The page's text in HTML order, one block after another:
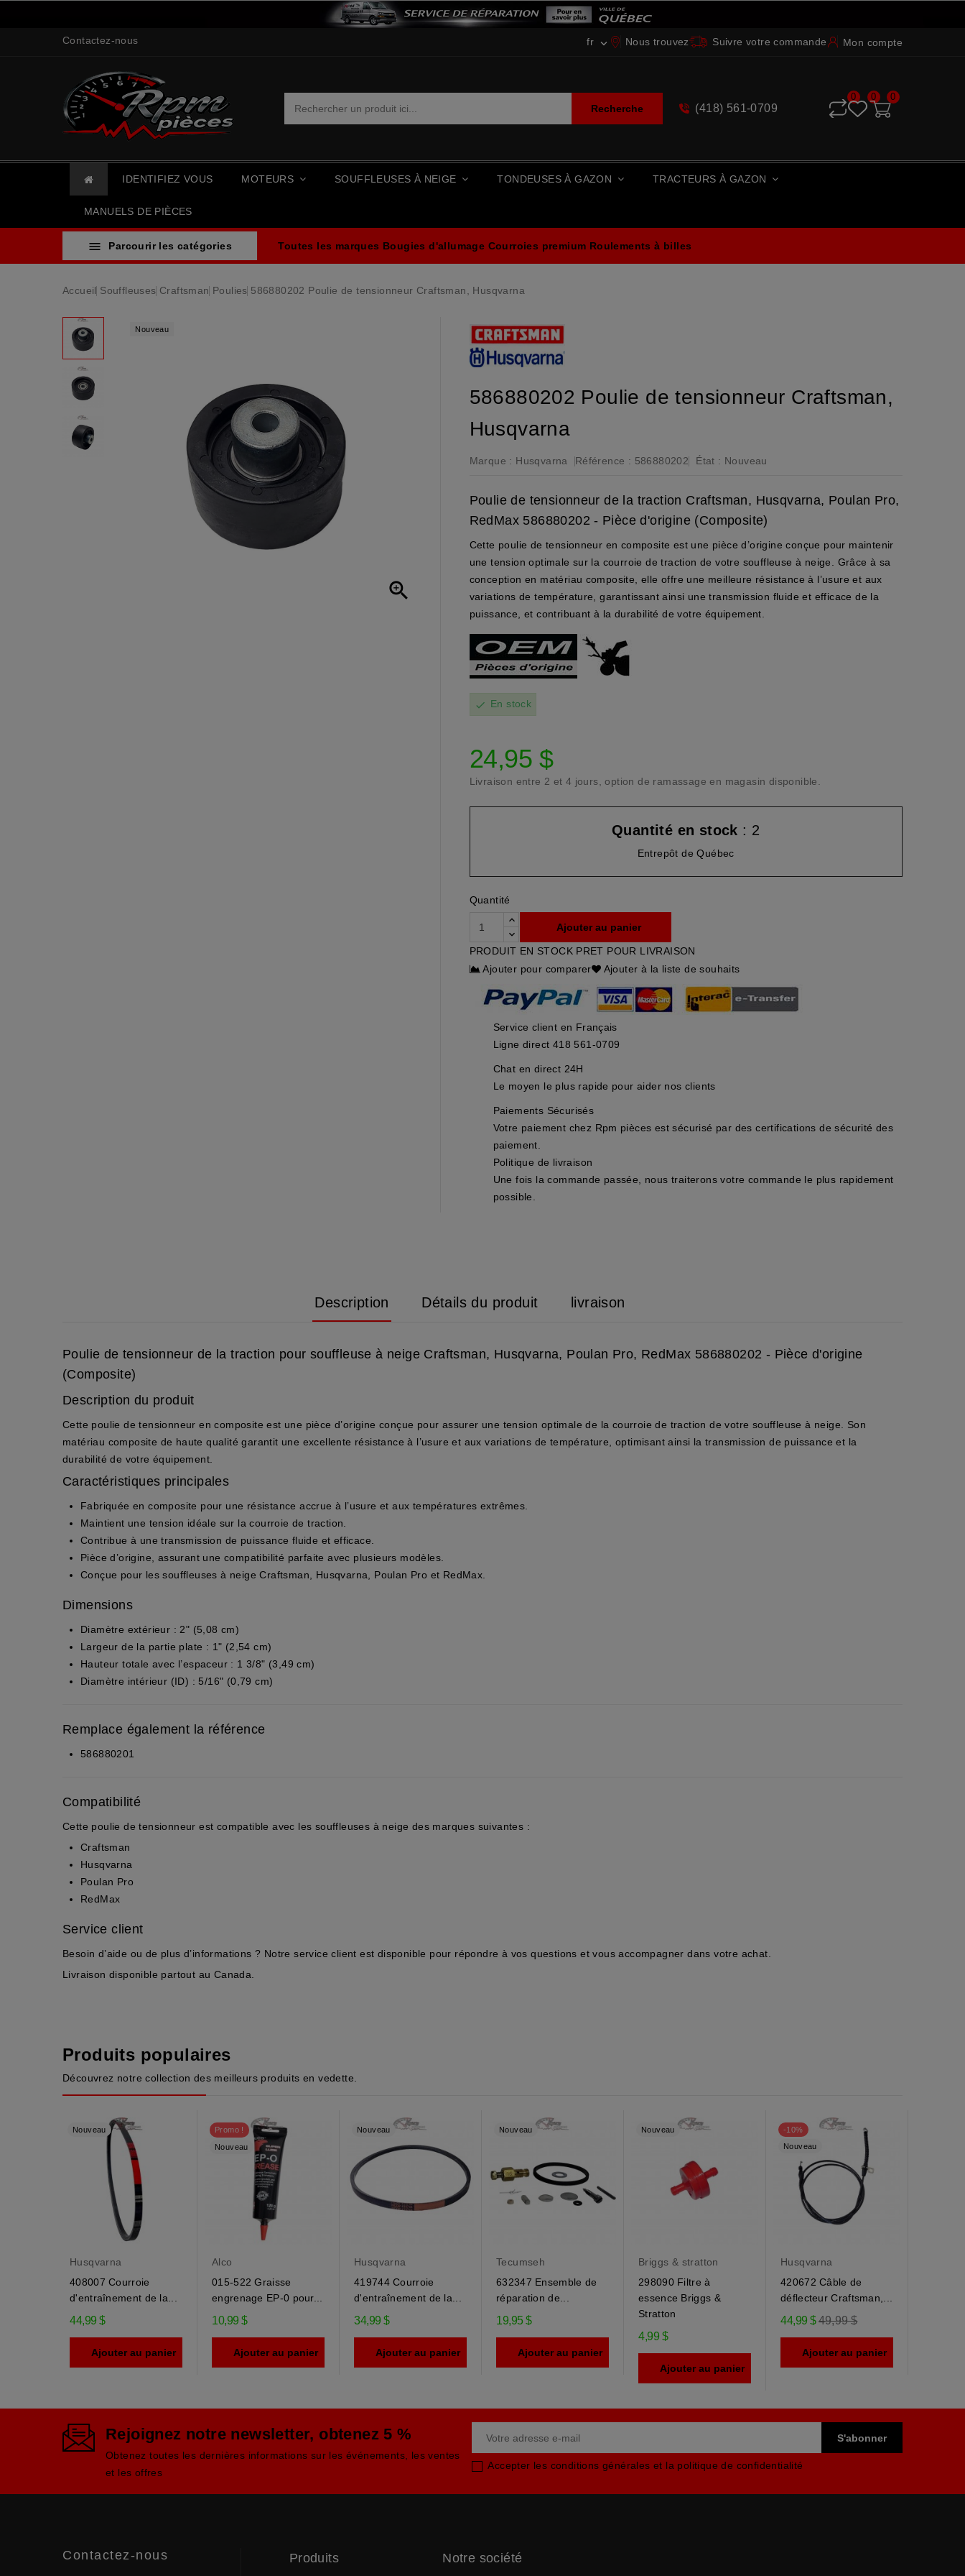
Contactez-nous fr  Nous trouvez Suivre votre commande Mon compte
Recherche (418) 561-0709
0 0 0
IDENTIFIEZ VOUS MOTEURS SOUFFLEUSES À NEIGE TONDEUSES À GAZON TRACTEURS À GAZON
MANUELS DE PIÈCES
 Parcourir les catégories Toutes les marques Bougies d'allumage Courroies premium Roulements à billes
Accueil Souffleuses Craftsman Poulies 586880202 Poulie de tensionneur Craftsman, Husqvarna

Nouveau
586880202 Poulie de tensionneur Craftsman,
Husqvarna
Marque : Husqvarna Référence : 586880202 État : Nouveau
Poulie de tensionneur de la traction Craftsman, Husqvarna, Poulan Pro,
RedMax 586880202 - Pièce d'origine (Composite)
Cette poulie de tensionneur en composite est une pièce d’origine conçue pour maintenir
une tension optimale sur la courroie de traction de votre souffleuse à neige. Grâce à sa
conception en matériau composite, elle offre une meilleure résistance à l’usure et aux
variations de température, garantissant ainsi une transmission fluide et efficace de la
puissance, et contribuant à la durabilité de votre équipement.
check En stock
24,95 $
Livraison entre 2 et 4 jours, option de ramassage en magasin disponible.
Quantité en stock : 2
Entrepôt de Québec
Quantité
Ajouter au panier
PRODUIT EN STOCK PRET POUR LIVRAISON
Ajouter pour comparer
Ajouter à la liste de souhaits
Service client en Français
Ligne direct 418 561-0709
Chat en direct 24H
Le moyen le plus rapide pour aider nos clients
Paiements Sécurisés
Votre paiement chez Rpm pièces est sécurisé par des certifications de sécurité des
paiement.
Politique de livraison
Une fois la commande passée, nous traiterons votre commande le plus rapidement
possible.
Description Détails du produit livraison
Poulie de tensionneur de la traction pour souffleuse à neige Craftsman, Husqvarna, Poulan Pro, RedMax 586880202 - Pièce d'origine
(Composite)
Description du produit
Cette poulie de tensionneur encomposite est une pièce d’origine conçue pour assurer une tension optimale de la courroie de traction de votre souffleuse à neige. Son
matériau composite de haute qualité garantit une excellente résistance à l’usure et aux variations de température, optimisant ainsi la transmission de puissance et la
durabilité de votre équipement.
Caractéristiques principales
Fabriquée encomposite pour une résistance accrue à l’usure et aux températures extrêmes.
Maintient une tension idéale sur la courroie de traction.
Contribue à une transmission de puissance fluide et efficace.
Pièce d’origine , assurant une compatibilité parfaite avec plusieurs modèles.
Conçue pour les souffleuses à neigeCraftsman, Husqvarna, Poulan Pro et RedMax
Dimensions
Diamètre extérieur : 2" (5,08 cm)
Largeur de la partie plate : 1" (2,54 cm)
Hauteur totale avec l’espaceur : 1 3/8" (3,49 cm)
Diamètre intérieur (ID) : 5/16" (0,79 cm)
Remplace également la référence
586880201
Compatibilité
Cette poulie de tensionneur est compatible avec les souffleuses à neige des marques suivantes :
Craftsman
Husqvarna
Poulan Pro
RedMax
Service client
Besoin d’aide ou de plus d’informations ? Notre service client est disponible pour répondre à vos questions et vous accompagner dans votre achat.
Livraison disponible partout au Canada.
Produits populaires
Découvrez notre collection des meilleurs produits en vedette.
Nouveau
Husqvarna
408007 Courroie
d'entraînement de la...
44,99 $
Ajouter au panier
Promo !
Nouveau
Alco
015-522 Graisse
engrenage EP-0 pour...
10,99 $
Ajouter au panier
Nouveau
Husqvarna
419744 Courroie
d'entraînement de la...
34,99 $
Ajouter au panier
Nouveau
Tecumseh
632347 Ensemble de
réparation de...
19,95 $
Ajouter au panier
Nouveau
Briggs & stratton
298090 Filtre à
essence Briggs &
Stratton
4,99 $
Ajouter au panier
-10%
Nouveau
Husqvarna
420672 Câble de
déflecteur Craftsman,...
44,99 $ Prix
régulier
49,99 $
Ajouter au panier
Rejoignez notre newsletter, obtenez 5 %
Obtenez toutes les dernières informations sur les événements, les ventes
et les offres
Accepter les conditions générales et la politique de confidentialité
Contactez-nous Produits Notre société